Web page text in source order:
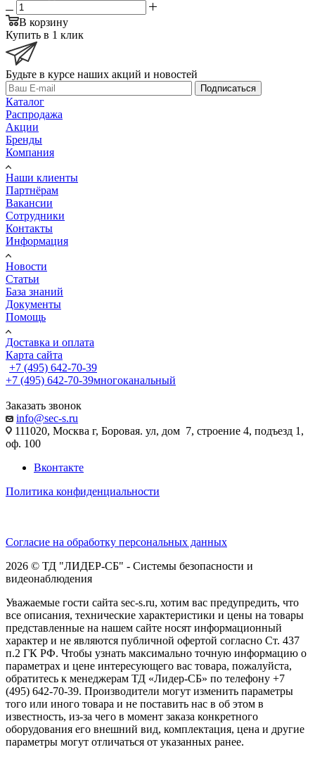
В корзину
Купить в 1 клик
Будьте в курсе наших акций и новостей
Подписаться
Каталог
Распродажа
Акции
Бренды
Компания
Наши клиенты
Партнёрам
Вакансии
Сотрудники
Контакты
Информация
Новости
Статьи
База знаний
Документы
Помощь
Доставка и оплата
Карта сайта
+7 (495) 642-70-39
+7 (495) 642-70-39многоканальный
Заказать звонок
info@sec-s.ru
111020, Москва г, Боровая. ул, дом 7, строение 4, подъезд 1,
оф. 100
Вконтакте
Политика конфиденциальности
Согласие на обработку персональных данных
2026 © ТД "ЛИДЕР-СБ" - Системы безопасности и
видеонаблюдения
Уважаемые гости сайта sec-s.ru, хотим вас предупредить, что
все описания, технические характеристики и цены на товары
представленные на нашем сайте носят информационный
характер и не являются публичной офертой согласно Ст. 437
п.2 ГК РФ. Чтобы узнать максимально точную информацию о
параметрах и цене интересующего вас товара, пожалуйста,
обратитесь к менеджерам ТД «Лидер-СБ» по телефону +7
(495) 642-70-39. Производители могут изменить параметры
того или иного товара и не поставить нас в об этом в
известность, из-за чего в момент заказа конкретного
оборудования его внешний вид, комплектация, цена и другие
параметры могут отличаться от указанных ранее.